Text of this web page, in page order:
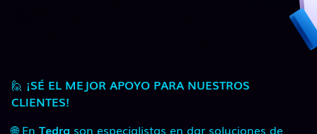
🙋 ¡SÉ EL MEJOR APOYO PARA NUESTROS
CLIENTES!
🌐 En Tedra son especialistas en dar soluciones de